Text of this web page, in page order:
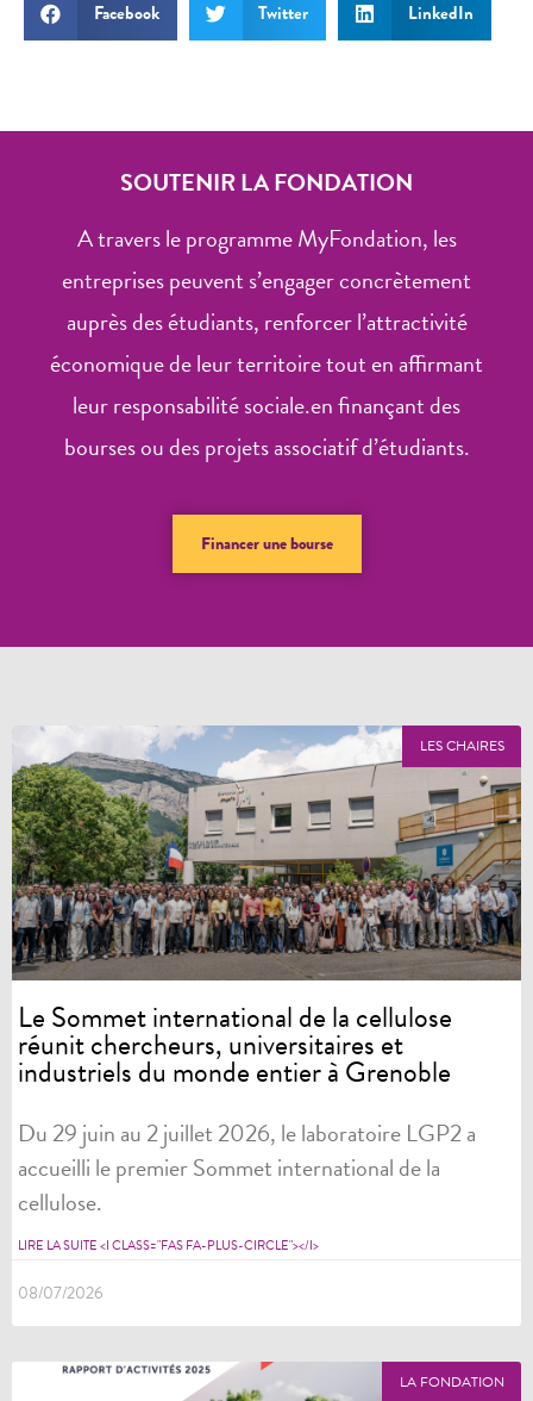
Facebook Twitter LinkedIn
SOUTENIR LA FONDATION
A travers le programme MyFondation, les
entreprises peuvent s’engager concrètement
auprès des étudiants, renforcer l’attractivité
économique de leur territoire tout en affirmant
leur responsabilité sociale.en finançant des
bourses ou des projets associatif d’étudiants.
Financer une bourse
LES CHAIRES
Le Sommet international de la cellulose
réunit chercheurs, universitaires et
industriels du monde entier à Grenoble
Du 29 juin au 2 juillet 2026, le laboratoire LGP2 a
accueilli le premier Sommet international de la
cellulose.
LIRE LA SUITE <I CLASS="FAS FA-PLUS-CIRCLE"></I>
08/07/2026
LA FONDATION